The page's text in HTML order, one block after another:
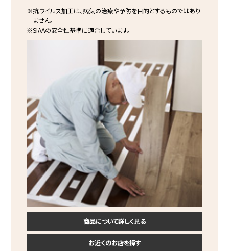
※抗ウイルス加工は、病気の治療や予防を目的とするものではあり
ません。
※SIAAの安全性基準に適合しています。
商品について詳しく見る
お近くのお店を探す